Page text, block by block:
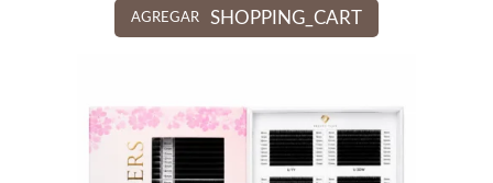
AGREGAR SHOPPING_CART